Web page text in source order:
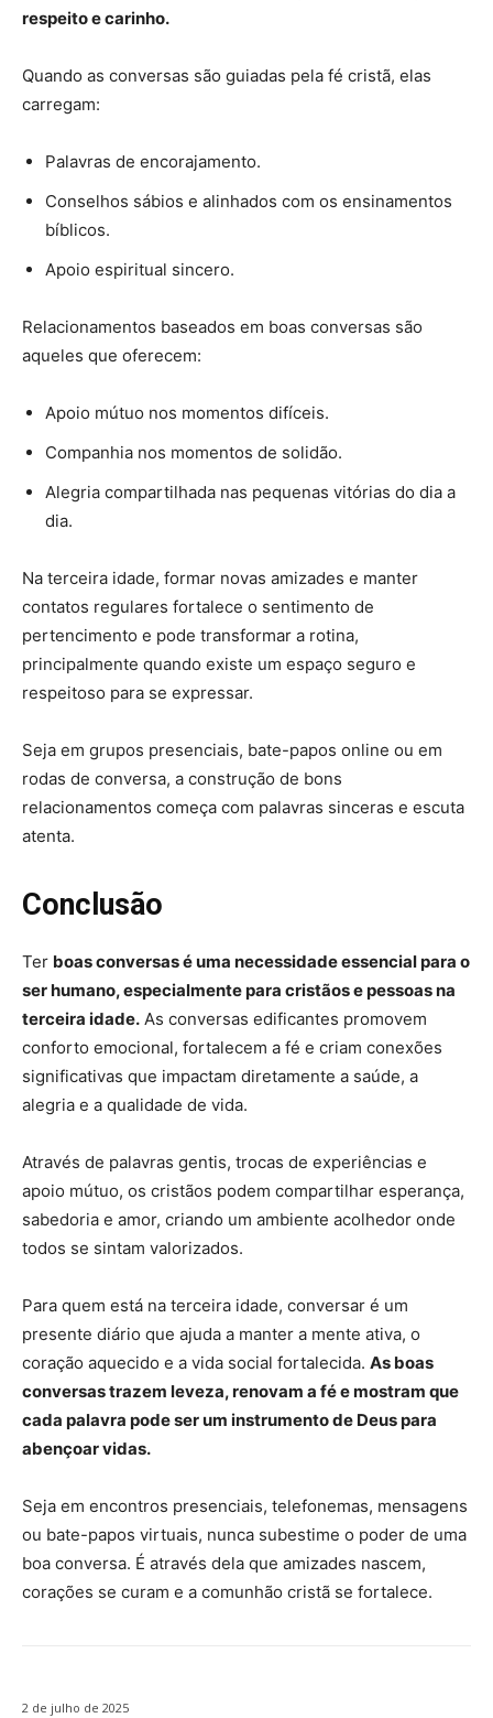
respeito e carinho.
Quando as conversas são guiadas pela fé cristã, elas
carregam:
Palavras de encorajamento.
Conselhos sábios e alinhados com os ensinamentos
bíblicos.
Apoio espiritual sincero.
Relacionamentos baseados em boas conversas são
aqueles que oferecem:
Apoio mútuo nos momentos difíceis.
Companhia nos momentos de solidão.
Alegria compartilhada nas pequenas vitórias do dia a
dia.
Na terceira idade, formar novas amizades e manter
contatos regulares fortalece o sentimento de
pertencimento e pode transformar a rotina,
principalmente quando existe um espaço seguro e
respeitoso para se expressar.
Seja em grupos presenciais, bate-papos online ou em
rodas de conversa, a construção de bons
relacionamentos começa com palavras sinceras e escuta
atenta.
Conclusão
Ter boas conversas é uma necessidade essencial para o
ser humano, especialmente para cristãos e pessoas na
terceira idade. As conversas edificantes promovem
conforto emocional, fortalecem a fé e criam conexões
significativas que impactam diretamente a saúde, a
alegria e a qualidade de vida.
Através de palavras gentis, trocas de experiências e
apoio mútuo, os cristãos podem compartilhar esperança,
sabedoria e amor, criando um ambiente acolhedor onde
todos se sintam valorizados.
Para quem está na terceira idade, conversar é um
presente diário que ajuda a manter a mente ativa, o
coração aquecido e a vida social fortalecida. As boas
conversas trazem leveza, renovam a fé e mostram que
cada palavra pode ser um instrumento de Deus para
abençoar vidas.
Seja em encontros presenciais, telefonemas, mensagens
ou bate-papos virtuais, nunca subestime o poder de uma
boa conversa. É através dela que amizades nascem,
corações se curam e a comunhão cristã se fortalece.
2 de julho de 2025